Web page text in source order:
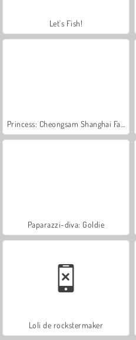
Let's Fish!
Paparazzi-diva: Goldie
Loli de rockstermaker